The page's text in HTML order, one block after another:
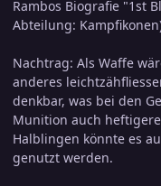
Rambos Biografie "1st
Abteilung:
Nachtrag: Als Waffe
anderes
denkbar, was bei den
Munition auch
Halblingen könnte es
genutzt werden.